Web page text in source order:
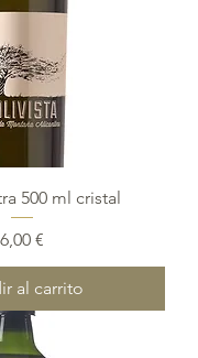
500 ml cristal
Precio
6,00 €
al carrito